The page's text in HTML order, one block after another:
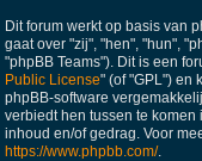
Dit forum werkt op basis van
gaat over "zij", "hen", "hun",
"phpBB Teams"). Dit is een
Public License" (of "GPL") en
phpBB-software
verbiedt hen tussen te
inhoud en/of gedrag. Voor
https://www.phpbb.com/.